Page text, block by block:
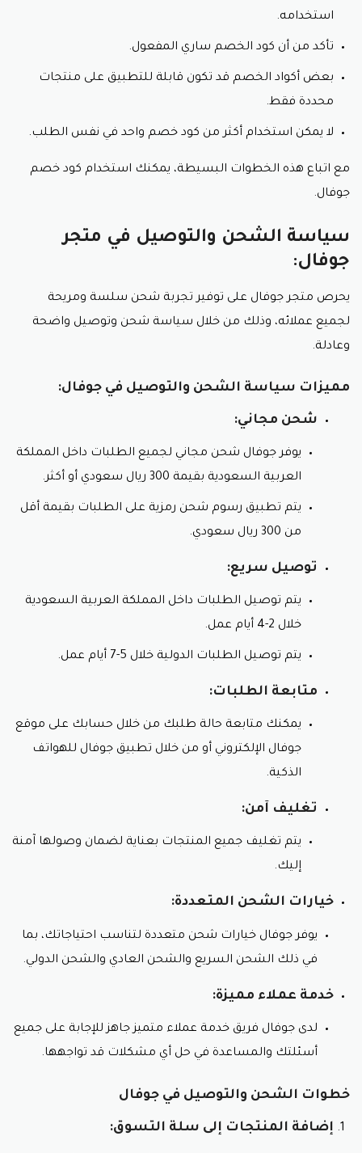
استخدامه.
تأكد من أن كود الخصم ساري المفعول.
بعض أكواد الخصم قد تكون قابلة للتطبيق على منتجات
محددة فقط.
لا يمكن استخدام أكثر من كود خصم واحد في نفس الطلب.
مع اتباع هذه الخطوات البسيطة، يمكنك استخدام كود خصم
جوفال.
سياسة الشحن والتوصيل في متجر
جوفال:
يحرص متجر جوفال على توفير تجربة شحن سلسة ومريحة
لجميع عملائه، وذلك من خلال سياسة شحن وتوصيل واضحة
وعادلة.
مميزات سياسة الشحن والتوصيل في جوفال:
شحن مجاني:
يوفر جوفال شحن مجاني لجميع الطلبات داخل المملكة
العربية السعودية بقيمة 300 ريال سعودي أو أكثر.
يتم تطبيق رسوم شحن رمزية على الطلبات بقيمة أقل
من 300 ريال سعودي.
توصيل سريع:
يتم توصيل الطلبات داخل المملكة العربية السعودية
خلال 2-4 أيام عمل.
يتم توصيل الطلبات الدولية خلال 5-7 أيام عمل.
متابعة الطلبات:
يمكنك متابعة حالة طلبك من خلال حسابك على موقع
جوفال الإلكتروني أو من خلال تطبيق جوفال للهواتف
الذكية.
تغليف آمن:
يتم تغليف جميع المنتجات بعناية لضمان وصولها آمنة
إليك.
خيارات الشحن المتعددة:
يوفر جوفال خيارات شحن متعددة لتناسب احتياجاتك، بما
في ذلك الشحن السريع والشحن العادي والشحن الدولي.
خدمة عملاء مميزة:
لدى جوفال فريق خدمة عملاء متميز جاهز للإجابة على جميع
أسئلتك والمساعدة في حل أي مشكلات قد تواجهها.
خطوات الشحن والتوصيل في جوفال
إضافة المنتجات إلى سلة التسوق: